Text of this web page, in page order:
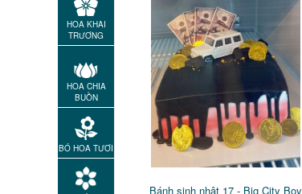
HOA KHAI
TRƯƠNG
HOA CHIA
BUỒN
BÓ HOA TƯƠI
Bánh sinh nhật 17 - Big City Boy